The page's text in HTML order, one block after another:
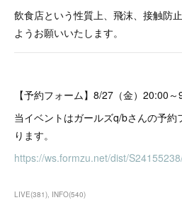
飲食店という性質上、飛沫、接触防
ようお願いいたします。
【予約フォーム】8/27（金）20:00
当イベントはガールズq/bさんの予約
ります。
https://ws.formzu.net/dist/
LIVE(381) INFO(540)